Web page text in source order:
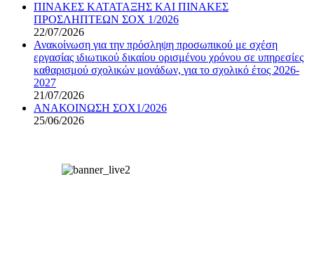
ΠΙΝΑΚΕΣ ΚΑΤΑΤΑΞΗΣ ΚΑΙ ΠΙΝΑΚΕΣ
ΠΡΟΣΛΗΠΤΕΩΝ ΣΟΧ 1/2026
22/07/2026
Ανακοίνωση για την πρόσληψη προσωπικού με σχέση
εργασίας ιδιωτικού δικαίου ορισμένου χρόνου σε υπηρεσίες
καθαρισμού σχολικών μονάδων, για το σχολικό έτος 2026-
2027
21/07/2026
ΑΝΑΚΟΙΝΩΣΗ ΣΟΧ1/2026
25/06/2026